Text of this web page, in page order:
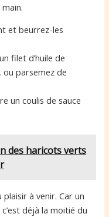
et beurrez-les
filet d’huile de
ou parsemez de
un coulis de sauce
des haricots verts
à venir. Car un
déjà la moitié du